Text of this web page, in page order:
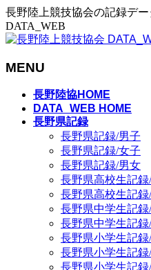
長野陸上競技協会の記録デ
DATA_WEB
MENU
長野陸協HOME
DATA_WEB HOME
長野県記録
長野県記録/男子
長野県記録/女子
長野県記録/男女
長野県高校生記録
長野県高校生記録
長野県中学生記録
長野県中学生記録
長野県小学生記録
長野県小学生記録
長野県小学生記録